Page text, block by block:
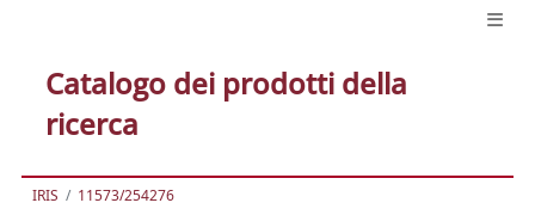
Catalogo dei prodotti della
ricerca
IRIS 11573/254276